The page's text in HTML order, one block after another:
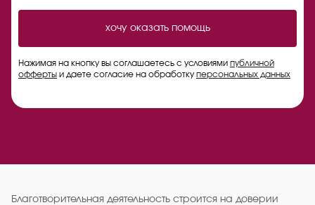
хочу оказать помощь
Нажимая на кнопку вы соглашаетесь с условиями публичной
офферты и даете согласие на обработкуперсональных данных
Благотворительная деятельность строится на доверии